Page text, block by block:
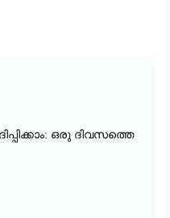
ഒരു ദിവസത്തെ